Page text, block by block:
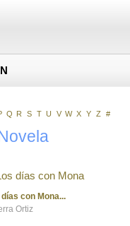
Q R S T U V W X Y Z #
días con Mona
Ortiz